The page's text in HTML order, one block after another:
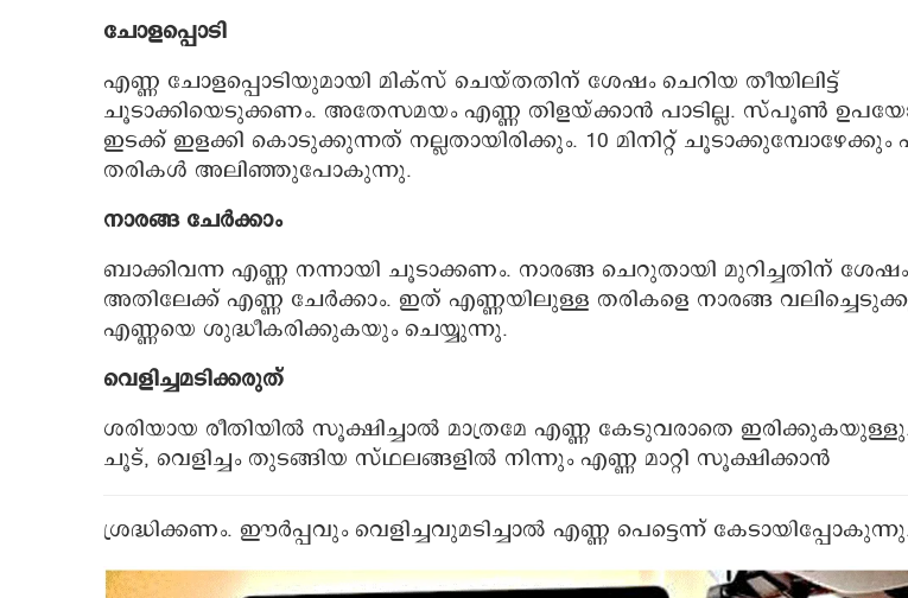
ചോളപ്പൊടി
എണ്ണ ചോളപ്പൊടിയുമായി മിക്സ് ചെയ്തതിന് ശേഷം ചെറിയ തീയിലിട്ട്
ചൂടാക്കിയെടുക്കണം. അതേസമയം എണ്ണ തിളയ്ക്കാൻ പാടില്ല. സ്പൂൺ
ഇടക്ക് ഇളക്കി കൊടുക്കുന്നത് നല്ലതായിരിക്കും. 10 മിനിറ്റ്
തരികൾ അലിഞ്ഞുപോകുന്നു.
നാരങ്ങ ചേർക്കാം
ബാക്കിവന്ന എണ്ണ നന്നായി ചൂടാക്കണം. നാരങ്ങ ചെറുതായി മുറിച്ചതിന് ശേഷം
അതിലേക്ക് എണ്ണ ചേർക്കാം. ഇത് എണ്ണയിലുള്ള തരികളെ നാരങ്ങ
എണ്ണയെ ശുദ്ധീകരിക്കുകയും ചെയ്യുന്നു.
വെളിച്ചമടിക്കരുത്
ശരിയായ രീതിയിൽ സൂക്ഷിച്ചാൽ മാത്രമേ എണ്ണ കേടുവരാതെ
ചൂട്, വെളിച്ചം തുടങ്ങിയ സ്ഥലങ്ങളിൽ നിന്നും എണ്ണ മാറ്റി സൂക്ഷിക്കാൻ
ശ്രദ്ധിക്കണം. ഈർപ്പവും വെളിച്ചവുമടിച്ചാൽ എണ്ണ പെട്ടെന്ന്